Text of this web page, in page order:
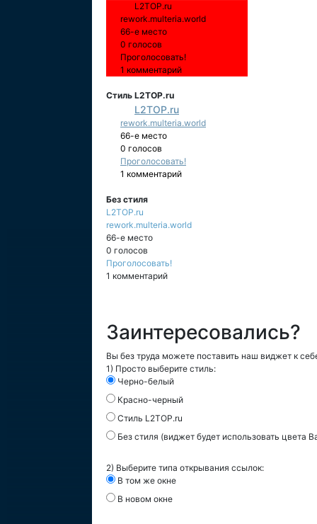
L2TOP.ru
rework.multeria.world
66-е место
0 голосов
Проголосовать!
1 комментарий
Стиль L2TOP.ru
L2TOP.ru
rework.multeria.world
66-е место
0 голосов
Проголосовать!
1 комментарий
Без стиля
L2TOP.ru
rework.multeria.world
66-е место
0 голосов
Проголосовать!
1 комментарий
Заинтересовались?
Вы без труда можете поставить наш виджет к
1) Просто выберите стиль:
Черно-белый
Красно-черный
Стиль L2TOP.ru
Без стиля (виджет будет использовать цвета
2) Выберите типа открывания ссылок:
В том же окне
В новом окне